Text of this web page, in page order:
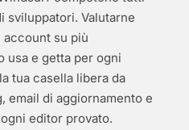
sviluppatori. Valutarne
su più
usa e getta per ogni
tua casella libera da
email di aggiornamento e
editor provato.